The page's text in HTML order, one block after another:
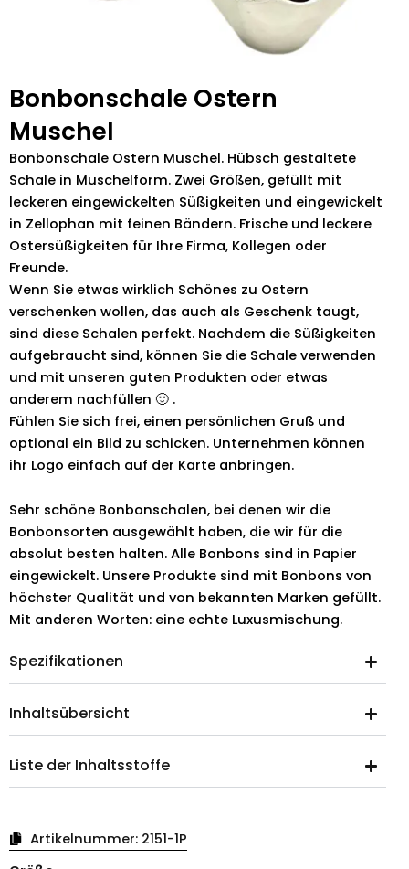
Bonbonschale Ostern
Muschel
Bonbonschale Ostern Muschel. Hübsch gestaltete
Schale in Muschelform. Zwei Größen, gefüllt mit
leckeren eingewickelten Süßigkeiten und eingewickelt
in Zellophan mit feinen Bändern. Frische und leckere
Ostersüßigkeiten für Ihre Firma, Kollegen oder
Freunde.
Wenn Sie etwas wirklich Schönes zu Ostern
verschenken wollen, das auch als Geschenk taugt,
sind diese Schalen perfekt. Nachdem die Süßigkeiten
aufgebraucht sind, können Sie die Schale verwenden
und mit unseren guten Produkten oder etwas
anderem nachfüllen 🙂 .
Fühlen Sie sich frei, einen persönlichen Gruß und
optional ein Bild zu schicken. Unternehmen können
ihr Logo einfach auf der Karte anbringen.
Sehr schöne Bonbonschalen, bei denen wir die
Bonbonsorten ausgewählt haben, die wir für die
absolut besten halten. Alle Bonbons sind in Papier
eingewickelt. Unsere Produkte sind mit Bonbons von
höchster Qualität und von bekannten Marken gefüllt.
Mit anderen Worten: eine echte Luxusmischung.
Spezifikationen
Inhaltsübersicht
Liste der Inhaltsstoffe
Artikelnummer: 2151-1P